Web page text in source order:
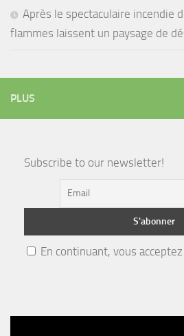
Après le spectaculaire incendie
flammes laissent un paysage de
PLUS
Subscribe to our newsletter!
En continuant, vous